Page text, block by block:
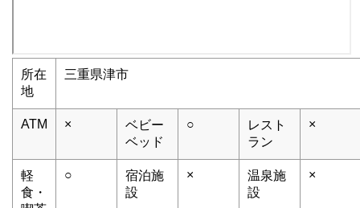
所在
地
三重県津市
ATM ×
ベビー
ベッド
○
レスト
ラン
×
軽
食・
○
宿泊施
設
×
温泉施
設
×